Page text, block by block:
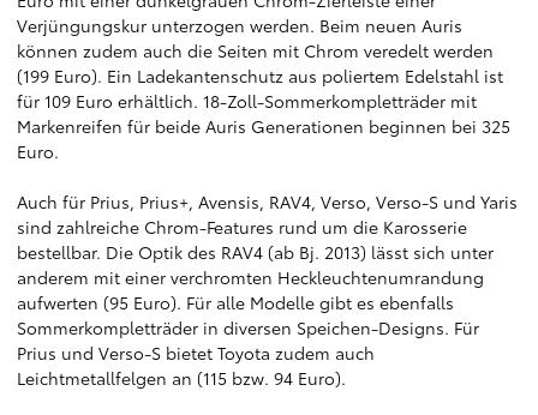
Verjüngungskur unterzogen werden. Beim neuen Auris
können zudem auch die Seiten mit Chrom veredelt werden
(199 Euro). Ein Ladekantenschutz aus poliertem Edelstahl ist
für 109 Euro erhältlich. 18-Zoll-Sommerkompletträder mit
Markenreifen für beide Auris Generationen beginnen bei 325
Euro.
Auch für Prius, Prius+, Avensis, RAV4, Verso, Verso-S und Yaris
sind zahlreiche Chrom-Features rund um die Karosserie
bestellbar. Die Optik des RAV4 (ab Bj. 2013) lässt sich unter
anderem mit einer verchromten Heckleuchtenumrandung
aufwerten (95 Euro). Für alle Modelle gibt es ebenfalls
Sommerkompletträder in diversen Speichen-Designs. Für
Prius und Verso-S bietet Toyota zudem auch
Leichtmetallfelgen an (115 bzw. 94 Euro).